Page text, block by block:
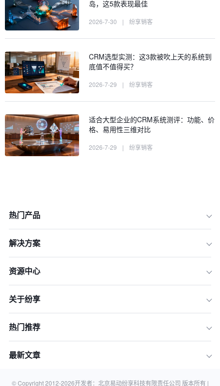
与ERP的深度整合不容拖延
塑2026年的集成范式
五、 企业实践指南：五步走实现敏捷集
六、 避坑指南：识别并规避常见的集成
结语：建立贯穿企业的“数字神经系统”
岛，这5款表现最佳
2026-7-30 | 纷享销客
CRM选型实测：这3款被吹上天的系统到
底值不值得买？
2026-7-29 | 纷享销客
适合大型企业的CRM系统测评：功能、价
格、易用性三维对比
2026-7-29 | 纷享销客
热门产品
解决方案
资源中心
关于纷享
热门推荐
最新文章
© Copyright 2012-2026开发者：北京易动纷享科技有限责任公司 版本所有 |